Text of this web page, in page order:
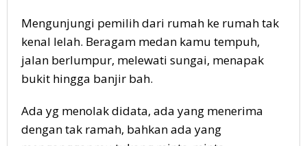
Mengunjungi pemilih dari rumah ke rumah tak
kenal lelah. Beragam medan kamu tempuh,
jalan berlumpur, melewati sungai, menapak
bukit hingga banjir bah.
Ada yg menolak didata, ada yang menerima
dengan tak ramah, bahkan ada yang